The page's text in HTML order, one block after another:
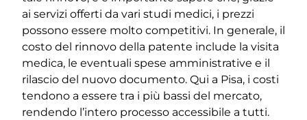
ai servizi offerti da vari studi medici, i prezzi
possono essere molto competitivi. In generale, il
costo del rinnovo della patente include la visita
medica, le eventuali spese amministrative e il
rilascio del nuovo documento. Qui a Pisa, i costi
tendono a essere tra i più bassi del mercato,
rendendo l’intero processo accessibile a tutti.